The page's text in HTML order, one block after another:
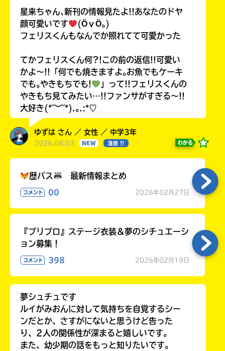
星来ちゃん､新刊の情報見たよ!!あなたのドヤ
顔可愛いです
(ӦｖӦ｡)
フェリスくんもなんでか照れてて可愛かった
てかフェリスくん何?!この前の返信!!可愛い
かよ〜!!「何でも焼きますよ｡お魚でもケーキ
でも｡やきもちでも!
」って!!フェリスくんの
やきもち見てみたい…!!ファンサがすぎる〜!!
大好き(*˘︶˘*).｡.:*♡
ゆずは さん ／ 女性 ／ 中学3年
2026.08.03 NEW 注目 !! わかる
歴バス 最新情報まとめ
コメント 00 2026年02月27日
『プリプロ』ステージ衣装＆夢のシチュエーシ
ョン募集！
コメント 398 2026年02月19日
夢シュチュです
ルイがみおんに対して気持ちを自覚するシー
ンだとか、さすがにないと思うけど告った
り、2人の関係性が深まると嬉しいです。
また、幼少期の話をもっと知りたいです。